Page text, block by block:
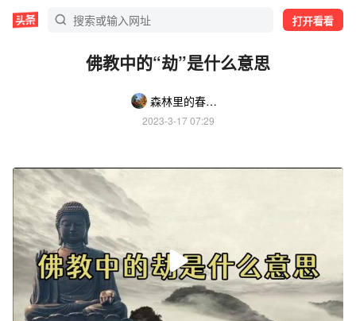
打开看看
佛教中的“劫”是什么意思
森林里的春夏秋冬
2023-3-17 07:29